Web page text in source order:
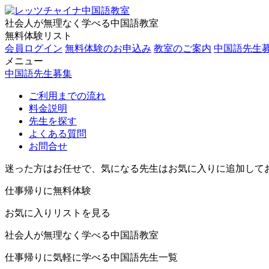
社会人が無理なく学べる中国語教室
無料体験リスト
会員ログイン 無料体験のお申込み 教室のご案内 中国語先生
メニュー
中国語先生募集
ご利用までの流れ
料金説明
先生を探す
よくある質問
お問合せ
迷った方はお任せで、気になる先生はお気に入りに追加して
仕事帰りに無料体験
お気に入りリストを見る
社会人が無理なく学べる中国語教室
仕事帰りに気軽に学べる中国語先生一覧